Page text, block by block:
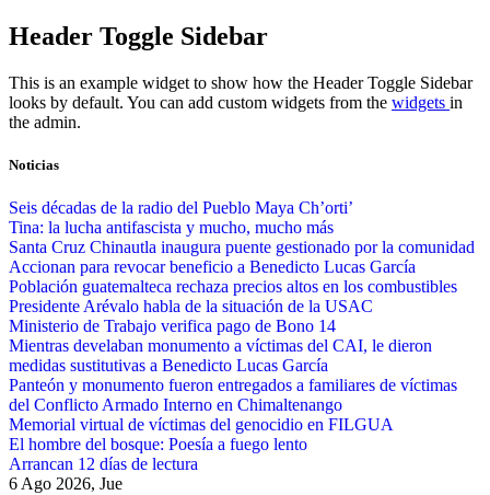
Skip
to
Header Toggle Sidebar
This is an example widget to show how the Header Toggle Sidebar
looks by default. You can add custom widgets from the widgets in
the admin.
Noticias
Seis décadas de la radio del Pueblo Maya Ch’orti’
Tina: la lucha antifascista y mucho, mucho más
Santa Cruz Chinautla inaugura puente gestionado por la comunidad
Accionan para revocar beneficio a Benedicto Lucas García
Población guatemalteca rechaza precios altos en los combustibles
Presidente Arévalo habla de la situación de la USAC
Ministerio de Trabajo verifica pago de Bono 14
Mientras develaban monumento a víctimas del CAI, le dieron
medidas sustitutivas a Benedicto Lucas García
Panteón y monumento fueron entregados a familiares de víctimas
del Conflicto Armado Interno en Chimaltenango
Memorial virtual de víctimas del genocidio en FILGUA
El hombre del bosque: Poesía a fuego lento
Arrancan 12 días de lectura
6 Ago 2026, Jue